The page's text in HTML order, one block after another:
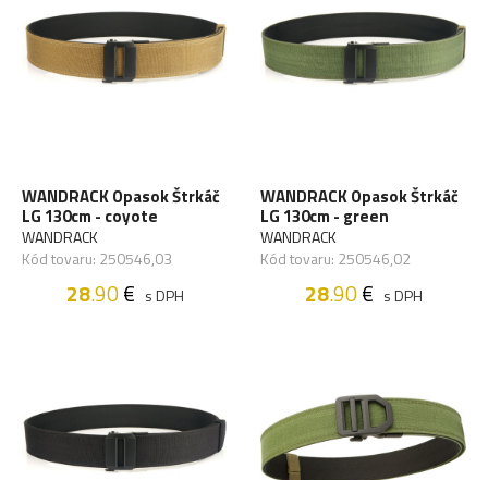
WANDRACK Opasok Štrkáč
LG 130cm - coyote
WANDRACK
Kód tovaru: 250546,03
28.90€ s DPH
WANDRACK Opasok Štrkáč
LG 130cm - green
WANDRACK
Kód tovaru: 250546,02
28.90€ s DPH